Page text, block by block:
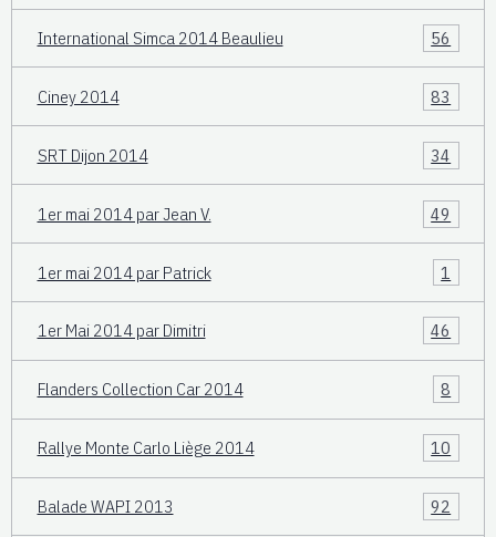
International Simca 2014 Beaulieu 56
Ciney 2014 83
SRT Dijon 2014 34
1er mai 2014 par Jean V. 49
1er mai 2014 par Patrick 1
1er Mai 2014 par Dimitri 46
Flanders Collection Car 2014 8
Rallye Monte Carlo Liège 2014 10
Balade WAPI 2013 92